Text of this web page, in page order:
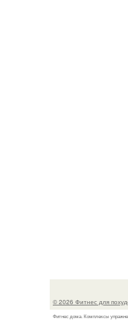
© 2026 Фитнес для
Фитнес дома. Комплексы